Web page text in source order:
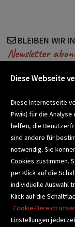
BLEIBEN WIR
Newsletter
Diese Webseite
Diese Internetseite
Piwik) für die Analyse
helfen, die
sind andere für
notwendig. Sie
Cookies zustimmen.
per Klick auf die
individuelle Auswahl
Klick auf die
Cookie-Bereich
Einstellungen